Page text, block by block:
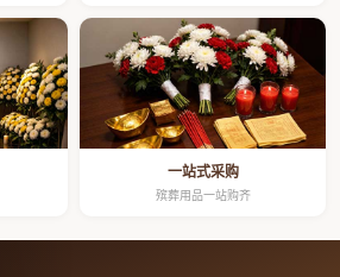
一站式采购
殡葬用品一站购齐